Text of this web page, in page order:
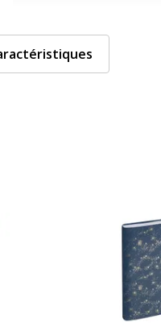
Format
Propriétés
Dimensions et poids